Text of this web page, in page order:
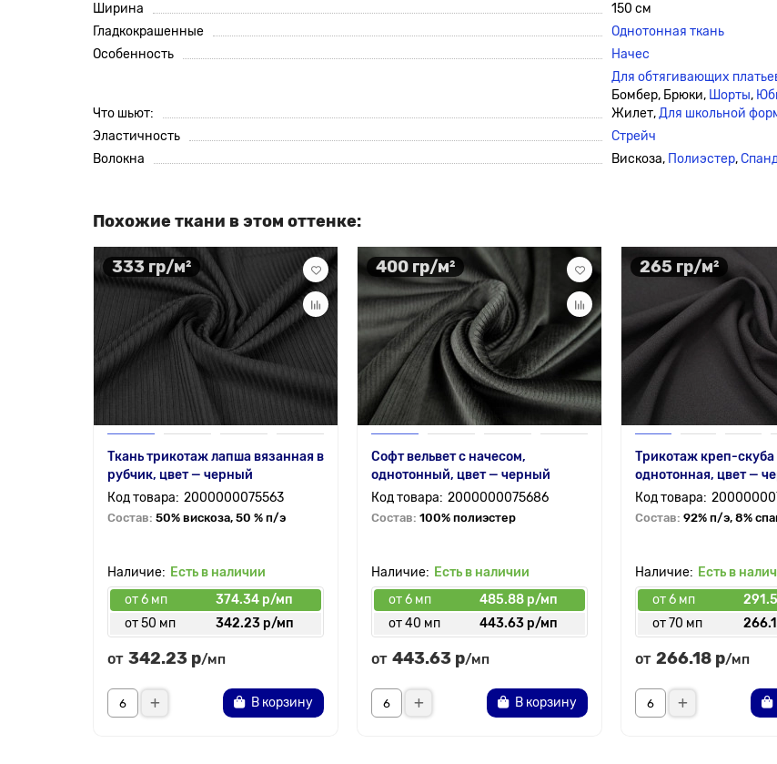
Ширина
150 см
Гладкокрашенные
Однотонная ткань
Особенность
Начес
Что шьют:
Для обтягивающих
Бомбер, Брюки, Шорты,
Жилет,Для школьной
Эластичность
Стрейч
Волокна
Вискоза, Полиэстер,
Похожие ткани в этом оттенке:
333 гр/м²
Ткань трикотаж лапша вязанная в
рубчик, цвет — черный
2000000075563
Состав: 50% вискоза, 50 % п/э
Есть в наличии
от 6 мп
374.34 р/мп
от 50 мп
342.23 р/мп
от 342.23 р/мп
В корзину
400 гр/м²
Софт вельвет с начесом,
однотонный, цвет — черный
2000000075686
Состав: 100% полиэстер
Есть в наличии
от 6 мп
485.88 р/мп
от 40 мп
443.63 р/мп
от 443.63 р/мп
В корзину
265 гр/м²
Трикотаж креп-скуба
однотонная, цвет —
Состав: 92% п/э, 8%
Есть в
от 6 мп
от 70 мп
от 266.18 р/мп